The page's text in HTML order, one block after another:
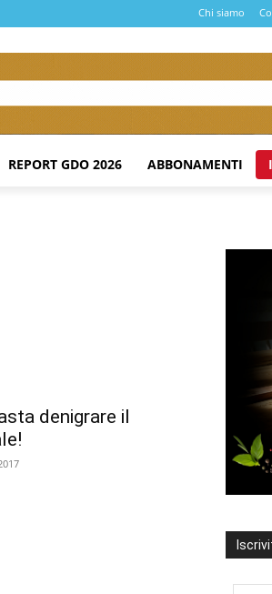
Chi siamo
REPORT GDO 2026 ABBONAMENTI
denigrare il